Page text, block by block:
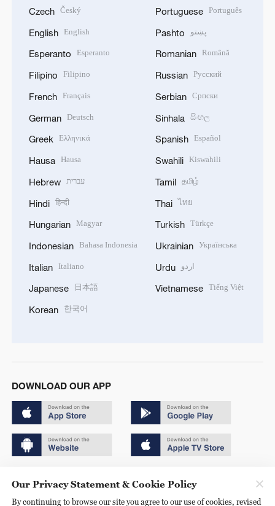
Czech Český
English English
Esperanto Esperanto
Filipino Filipino
French Français
German Deutsch
Greek Ελληνικά
Hausa Hausa
Hebrew עברית
Hindi हिन्दी
Hungarian Magyar
Indonesian Bahasa Indonesia
Italian Italiano
Japanese 日本語
Korean 한국어
Portuguese Português
Pashto پښتو
Romanian Română
Russian Русский
Serbian Српски
Sinhala සිංහල
Spanish Español
Swahili Kiswahili
Tamil தமிழ்
Thai ไทย
Turkish Türkçe
Ukrainian Українська
Urdu اردو
Vietnamese Tiếng Việt
DOWNLOAD OUR APP
京ICP备20000184号
Our Privacy Statement & Cookie Policy
By continuing to browse our site you agree to our use of cookies, revised